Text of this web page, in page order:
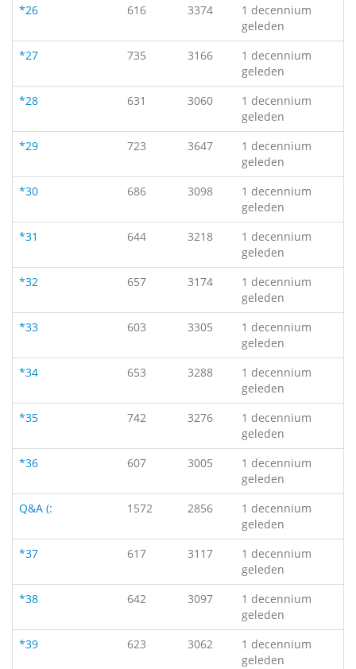
*26
616 3374
1 decennium
geleden
*27
735 3166
1 decennium
geleden
*28
631 3060
1 decennium
geleden
*29
723 3647
1 decennium
geleden
*30
686 3098
1 decennium
geleden
*31
644 3218
1 decennium
geleden
*32
657 3174
1 decennium
geleden
*33
603 3305
1 decennium
geleden
*34
653 3288
1 decennium
geleden
*35
742 3276
1 decennium
geleden
*36
607 3005
1 decennium
geleden
Q&A (:
1572 2856
1 decennium
geleden
*37
617 3117
1 decennium
geleden
*38
642 3097
1 decennium
geleden
*39
623 3062
1 decennium
geleden